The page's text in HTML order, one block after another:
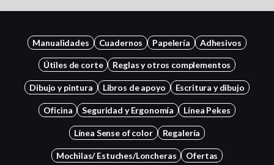
Manualidades Cuadernos Papelería Adhesivos
Útiles de corte Reglas y otros complementos
Dibujo y pintura Libros de apoyo Escritura y dibujo
Oficina Seguridad y Ergonomía Línea Pekes
Línea Sense of color Regalería
Mochilas/ Estuches/Loncheras Ofertas